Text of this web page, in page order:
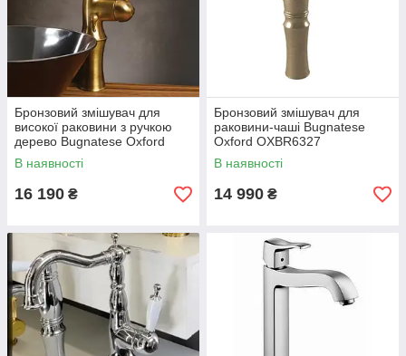
Бронзовий змішувач для
високої раковини з ручкою
дерево Bugnatese Oxford
6317
В наявності
16 190 ₴
Бронзовий змішувач для
раковини-чаші Bugnatese
Oxford OXBR6327
В наявності
14 990 ₴